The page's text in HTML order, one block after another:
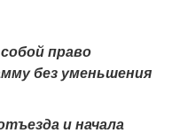
право
без уменьшения
и начала